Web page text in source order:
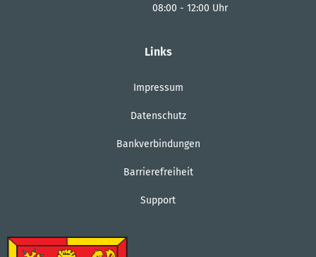
08:00 - 12:00 Uhr
Links
Impressum
Datenschutz
Bankverbindungen
Barrierefreiheit
Support